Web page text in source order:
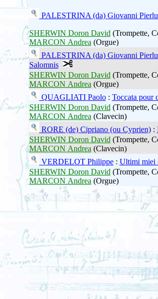
PALESTRINA (da) Giovanni
SHERWIN Doron David(Trompette,
MARCON Andrea(Orgue)
PALESTRINA (da) Giovanni
Salomnis
SHERWIN Doron David(Trompette,
MARCON Andrea(Orgue)
QUAGLIATI Paolo: Toccata pour
SHERWIN Doron David(Trompette,
MARCON Andrea(Clavecin)
RORE (de) Cipriano (ou Cyprien):
SHERWIN Doron David(Trompette,
MARCON Andrea(Clavecin)
VERDELOT Philippe: Ultimi miei
SHERWIN Doron David(Trompette,
MARCON Andrea(Orgue)